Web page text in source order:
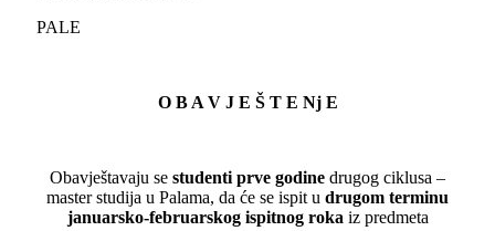
PALE
O B A V J E Š T E Nj E
Obavještavaju se studenti prve godine drugog ciklusa –
master studija u Palama, da će se ispit u drugom terminu
januarsko-februarskog ispitnog roka iz predmeta